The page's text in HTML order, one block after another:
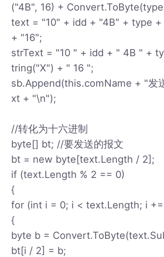
("4B", 16) +
text = "10" + idd + "4B" + type +
+ "16";
strText = "10 " + idd + " 4B " +
tring("X") + " 16 ";
sb.Append(this.comName + "发
xt + "\n");
//转化为十六进制
byte[] bt; //要发送的报文
bt = new byte[text.Length / 2];
if (text.Length % 2 == 0)
{
for (int i = 0; i < text.Length; i
{
byte b =
bt[i / 2] = b;